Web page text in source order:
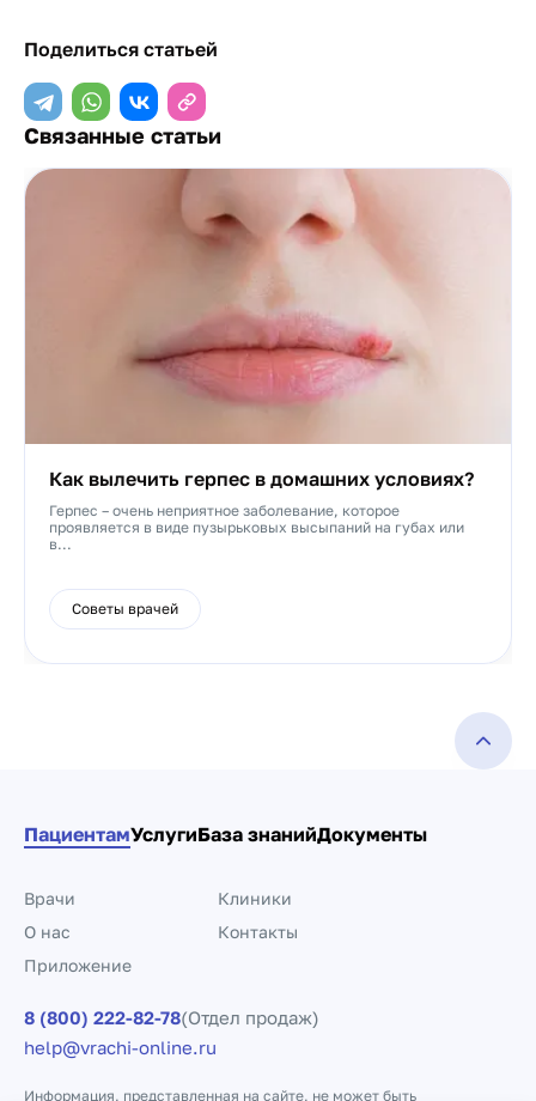
Поделиться статьей
Связанные статьи
Как вылечить герпес в домашних условиях?
Герпес – очень неприятное заболевание, которое
проявляется в виде пузырьковых высыпаний на губах или
в...
Советы врачей
ПациентамУслугиБаза знанийДокументы
Врачи
Клиники
О нас
Контакты
Приложение
8 (800) 222-82-78(Отдел продаж)
help@vrachi-online.ru
Информация, представленная на сайте, не может быть